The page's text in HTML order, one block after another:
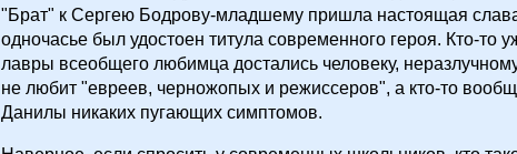
"Брат" к Сергею Бодрову-младшему пришла настоящая
одночасье был удостоен титула современного героя. Кто-то
лавры всеобщего любимца достались человеку,
не любит "евреев, черножопых и режиссеров", а кто-то
Данилы никаких пугающих симптомов.